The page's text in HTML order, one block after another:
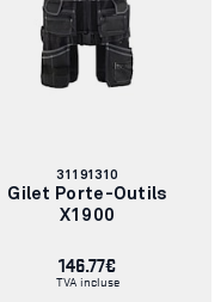
Numéro
d'article:
31191310
Gilet Porte-Outils
X1900
146.77€
TVA incluse